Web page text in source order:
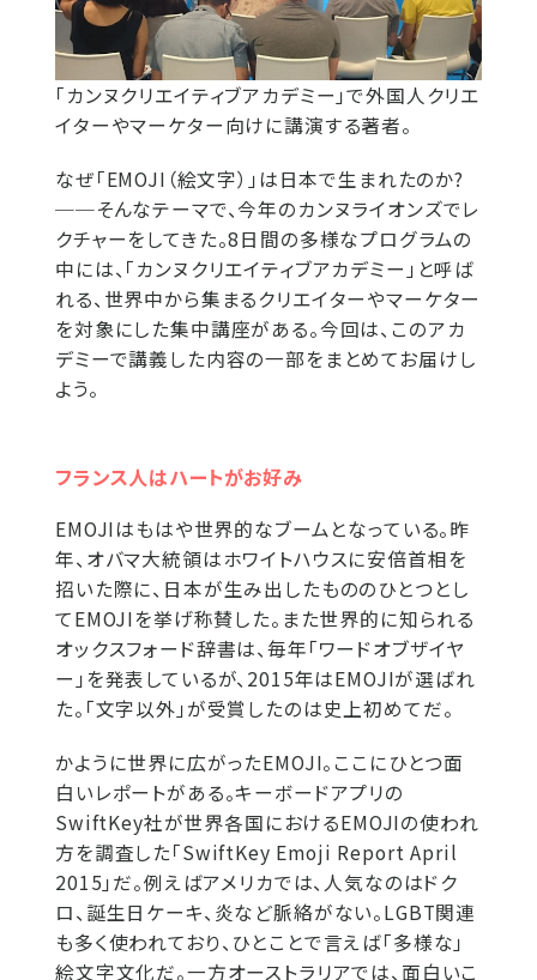
「カンヌクリエイティブアカデミー」で外国人クリエ
イターやマーケター向けに講演する著者。
なぜ「EMOJI（絵文字）」は日本で生まれたのか?
──そんなテーマで、今年のカンヌライオンズでレ
クチャーをしてきた。8日間の多様なプログラムの
中には、「カンヌクリエイティブアカデミー」と呼ば
れる、世界中から集まるクリエイターやマーケター
を対象にした集中講座がある。今回は、このアカ
デミーで講義した内容の一部をまとめてお届けし
よう。
フランス人はハートがお好み
EMOJIはもはや世界的なブームとなっている。昨
年、オバマ大統領はホワイトハウスに安倍首相を
招いた際に、日本が生み出したもののひとつとし
てEMOJIを挙げ称賛した。また世界的に知られる
オックスフォード辞書は、毎年「ワードオブザイヤ
ー」を発表しているが、2015年はEMOJIが選ばれ
た。「文字以外」が受賞したのは史上初めてだ。
かように世界に広がったEMOJI。ここにひとつ面
白いレポートがある。キーボードアプリの
SwiftKey社が世界各国におけるEMOJIの使われ
方を調査した「SwiftKey Emoji Report April
2015」だ。例えばアメリカでは、人気なのはドク
ロ、誕生日ケーキ、炎など脈絡がない。LGBT関連
も多く使われており、ひとことで言えば「多様な」
絵文字文化だ。一方オーストラリアでは、面白いこ